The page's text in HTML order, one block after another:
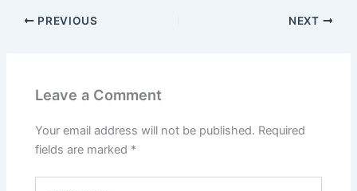
PREVIOUS NEXT
Leave a Comment
Your email address will not be published. Required
fields are marked *